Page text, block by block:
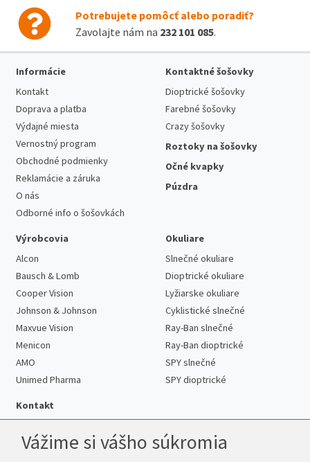
Potrebujete pomôcť alebo poradiť?
Zavolajte nám na 232 101 085.
Informácie
Kontakt
Doprava a platba
Výdajné miesta
Vernostný program
Obchodné podmienky
Reklamácie a záruka
O nás
Odborné info o šošovkách
Kontaktné šošovky
Dioptrické šošovky
Farebné šošovky
Crazy šošovky
Roztoky na šošovky
Očné kvapky
Púzdra
Výrobcovia
Alcon
Bausch & Lomb
Cooper Vision
Johnson & Johnson
Maxvue Vision
Menicon
AMO
Unimed Pharma
Okuliare
Slnečné okuliare
Dioptrické okuliare
Lyžiarske okuliare
Cyklistické slnečné
Ray-Ban slnečné
Ray-Ban dioptrické
SPY slnečné
SPY dioptrické
Kontakt
Vážime si vášho súkromia